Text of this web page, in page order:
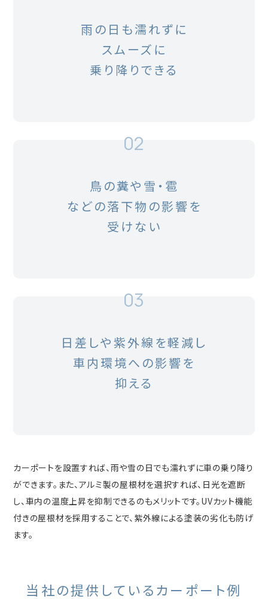
雨の日も濡れずに
スムーズに
乗り降りできる
02
鳥の糞や雪・雹
などの落下物の影響を
受けない
03
日差しや紫外線を軽減し
車内環境への影響を
抑える
カーポートを設置すれば、雨や雪の日でも濡れずに車の乗り降り
ができます。また、アルミ製の屋根材を選択すれば、日光を遮断
し、車内の温度上昇を抑制できるのもメリットです。UVカット機能
付きの屋根材を採用することで、紫外線による塗装の劣化も防げ
ます。
当社の提供しているカーポート例